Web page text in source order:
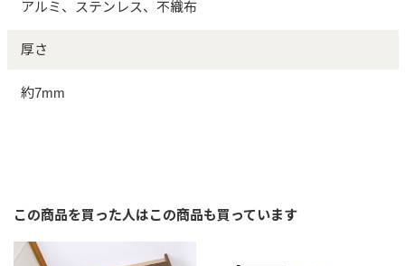
アルミ、ステンレス、不織布
厚さ
約7mm
この商品を買った人はこの商品も買っています